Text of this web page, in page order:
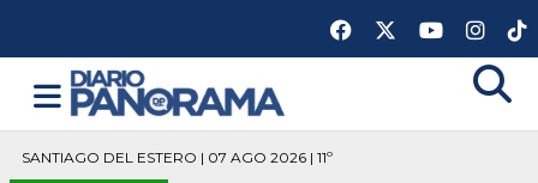
SANTIAGO DEL ESTERO | 07 AGO 2026 | 11º